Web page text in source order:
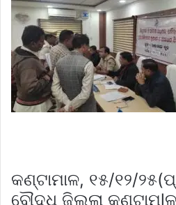
କଣ୍ଟାମାଳ, ୧୫/୧୨/
ବୌଦ୍ଧ ଜିଲ୍ଲା